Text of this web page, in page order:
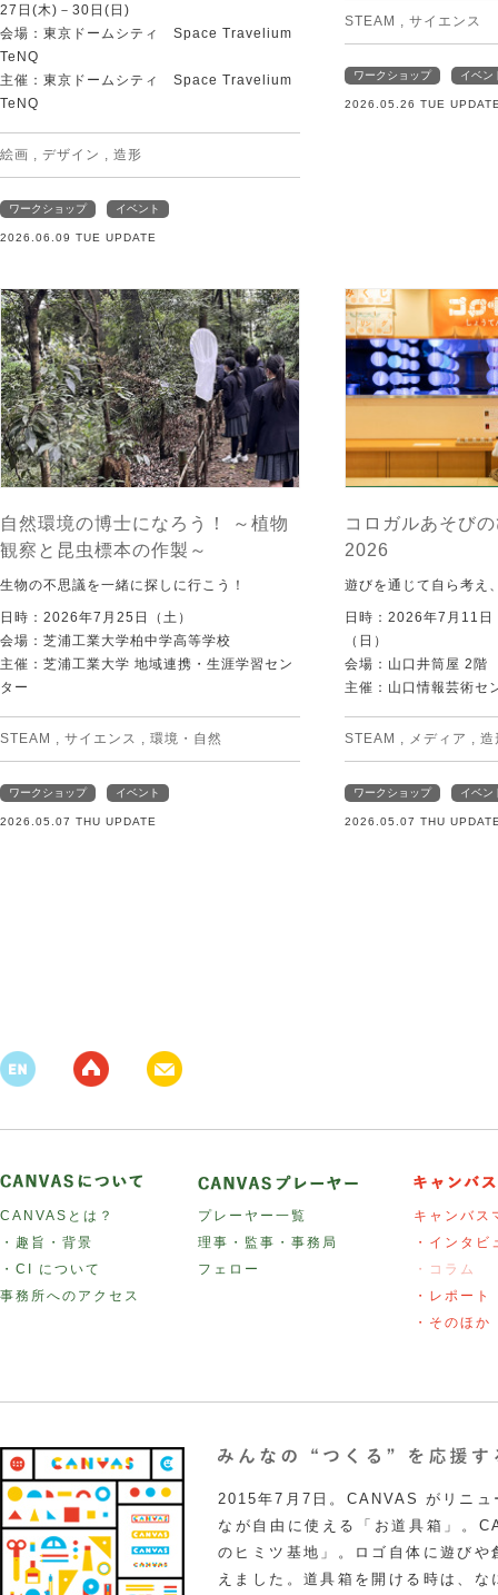
27日(木)－30日(日)
会場：東京ドームシティ Space Travelium
TeNQ
主催：東京ドームシティ Space Travelium
TeNQ
絵画 デザイン 造形
ワークショップ イベント
2026.06.09 TUE UPDATE
STEAM サイエンス
ワークショップ イベン
2026.05.26 TUE
自然環境の博士になろう！ ～植物
観察と昆虫標本の作製～
生物の不思議を一緒に探しに行こう！
日時：2026年7月25日（土）
会場：芝浦工業大学柏中学高等学校
主催：芝浦工業大学 地域連携・生涯学習セン
ター
STEAM サイエンス 環境・自然
ワークショップ イベント
2026.05.07 THU UPDATE
コロガルあそび
2026
遊びを通じて自ら考え
日時：2026年7月11
（日）
会場：山口井筒屋 2階
主催：山口情報芸術セ
STEAM メディア 造
ワークショップ イベン
2026.05.07 THU
CANVASとは？
・趣旨・背景
・CI について
事務所へのアクセス
プレーヤー一覧
理事・監事・事務局
フェロー
キャンバス
・インタビ
・コラム
・レポート
・そのほか
2015年7月7日。CANVAS がリニュ
なが自由に使える「お道具箱」。
のヒミツ基地」。ロゴ自体に遊び
えました。道具箱を開ける時は、